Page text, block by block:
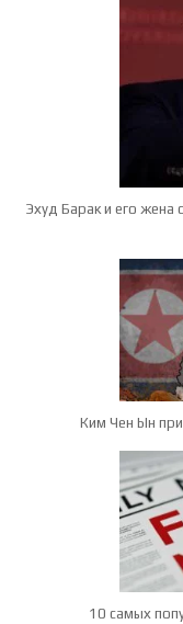
Эхуд Барак и его жена
Ким Чен Ын
10 самых